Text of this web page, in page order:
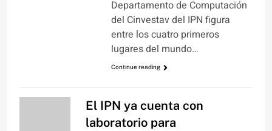
Departamento de Computación
del Cinvestav del IPN figura
entre los cuatro primeros
lugares del mundo…
Continue reading
El IPN ya cuenta con
laboratorio para